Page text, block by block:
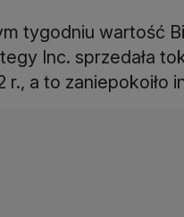
tygodniu wartość
Inc. sprzedała
r., a to zaniepokoiło